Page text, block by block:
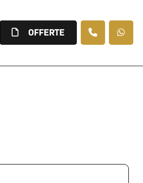
OFFERTE